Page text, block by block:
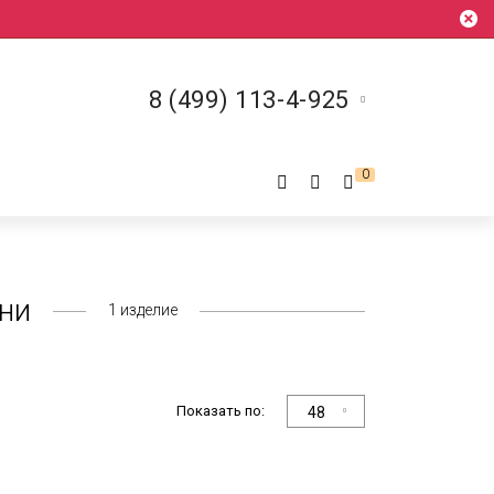
8 (499) 113-4-925
0
1 изделие
Показать по: 48